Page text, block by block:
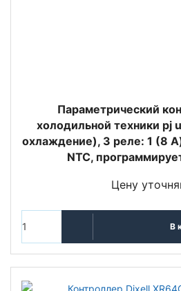
Параметрический
холодильной техники pj
охлаждение), 3 реле: 1 (8
NTC,
Цену
В